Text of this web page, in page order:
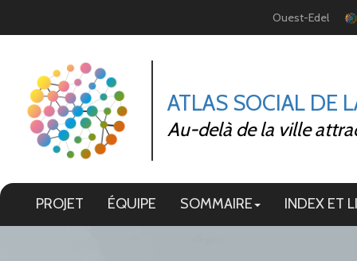
Ouest-Edel
ATLAS SOCIAL DE
Au-delà de la ville
PROJET ÉQUIPE SOMMAIRE INDEX ET